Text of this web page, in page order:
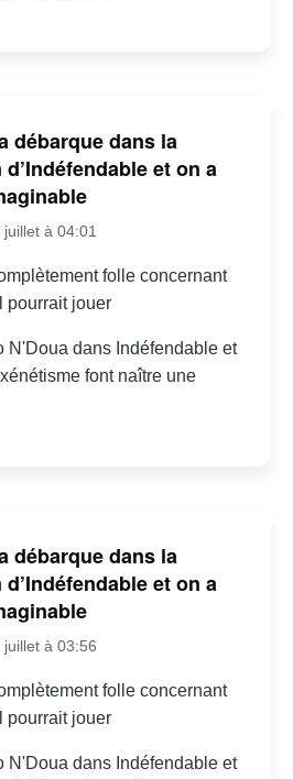
débarque dans la
et on a
à 04:01
folle concernant
pourrait jouer
N'Doua dans Indéfendable et
font naître une
débarque dans la
et on a
à 03:56
folle concernant
pourrait jouer
N'Doua dans Indéfendable et